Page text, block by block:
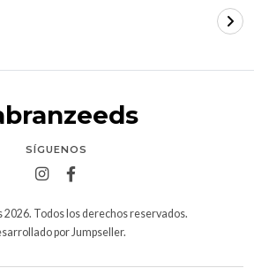
SÍGUENOS
2026. Todos los derechos reservados.
por Jumpseller.